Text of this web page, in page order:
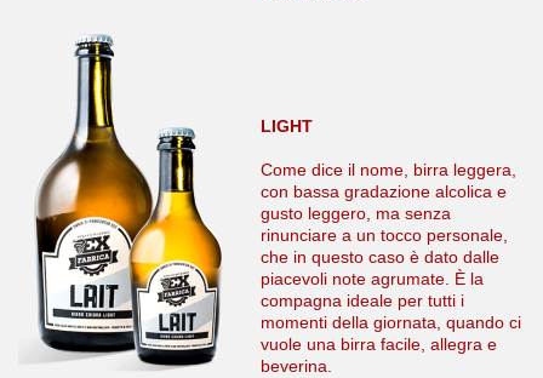
LIGHT
Come dice il nome, birra leggera,
con bassa gradazione alcolica e
gusto leggero, ma senza
rinunciare a un tocco personale,
che in questo caso è dato dalle
piacevoli note agrumate. È la
compagna ideale per tutti i
momenti della giornata, quando ci
vuole una birra facile, allegra e
beverina.